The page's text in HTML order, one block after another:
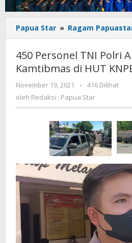
Papua Star » Ragam
450 Personel TNI Polri
Kamtibmas di HUT
November 19, 2021
oleh
Redaksi
Star
-
416 Dilihat
oleh Redaksi : Papua Star